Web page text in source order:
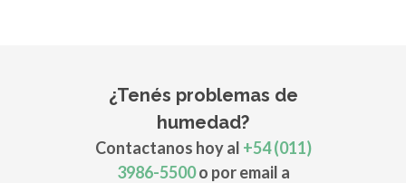
¿Tenés problemas de
humedad?
Contactanos hoy al +54 (011)
3986-5500o por email a